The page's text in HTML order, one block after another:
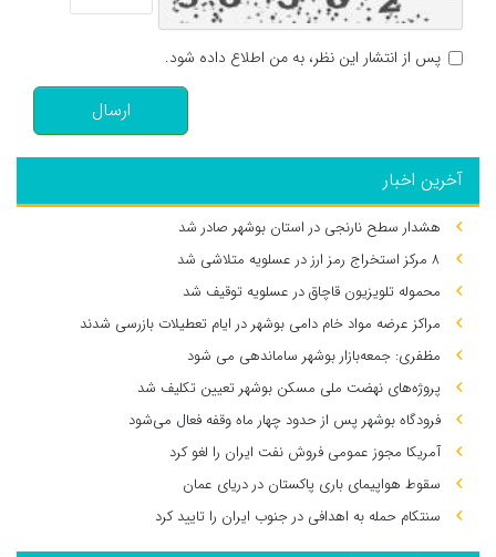
پس از انتشار این نظر، به من اطلاع داده شود.
ارسال
آخرین اخبار
هشدار سطح نارنجی در استان بوشهر صادر شد
۸ مرکز استخراج رمز ارز در عسلویه متلاشی شد
محموله تلویزیون قاچاق در عسلویه توقیف شد
مراکز عرضه مواد خام دامی بوشهر در ایام تعطیلات بازرسی شدند
مظفری: جمعه‌بازار بوشهر ساماندهی می‌ شود
پروژه‌های نهضت ملی مسکن بوشهر تعیین تکلیف شد
فرودگاه بوشهر پس از حدود چهار ماه وقفه فعال می‌شود
آمریکا مجوز عمومی فروش نفت ایران را لغو کرد
سقوط هواپیمای باری پاکستان در دریای عمان
سنتکام حمله به اهدافی در جنوب ایران را تایید کرد